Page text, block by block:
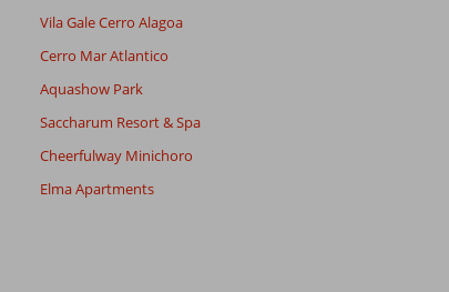
Vila Gale Cerro Alagoa
Cerro Mar Atlantico
Aquashow Park
Saccharum Resort & Spa
Cheerfulway Minichoro
Elma Apartments